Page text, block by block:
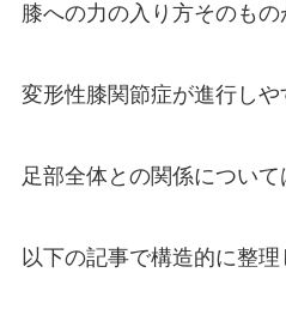
膝への力の入り方そのもの
変形性膝関節症が進行しや
足部全体との関係について
以下の記事で構造的に整理